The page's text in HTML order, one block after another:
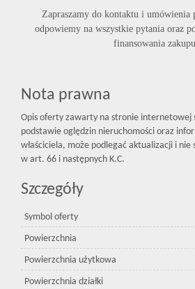
Zapraszamy do kontaktu i umówienia
odpowiemy na wszystkie pytania oraz
finansowania
Nota prawna
Opis oferty zawarty na stronie internetowej
podstawie oględzin nieruchomości oraz
właściciela, może podlegać aktualizacji i
w art. 66 i następnych K.C.
Szczegóły
Symbol oferty
Powierzchnia
Powierzchnia użytkowa
Powierzchnia działki